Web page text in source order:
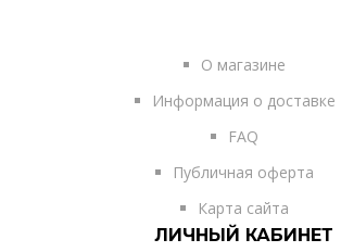
О магазине
Информация о доставке
FAQ
Публичная оферта
Карта сайта
ЛИЧНЫЙ КАБИНЕТ